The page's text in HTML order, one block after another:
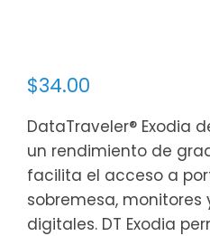
$34.00
DataTraveler® Exodia
un rendimiento de
facilita el acceso a
sobremesa, monitores
digitales. DT Exodia